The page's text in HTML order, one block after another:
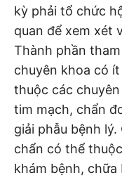
kỳ phải tổ chức
quan để xem xét
Thành phần
chuyên khoa có
thuộc các
tim mạch, chẩn
giải phẫu bệnh
chẩn có thể
khám bệnh,